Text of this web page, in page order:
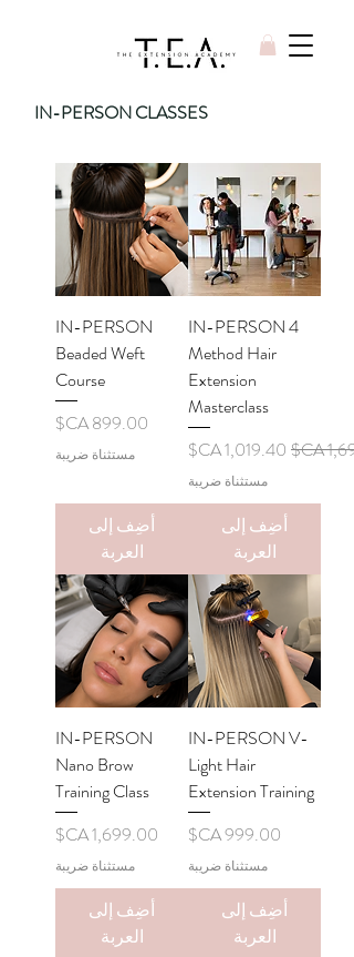
IN-PERSON CLASSES
IN-PERSON 4
Method Hair
Extension
Masterclass
سعر البيع
مستثناة ضريبة
أضِف إلى
العربة
IN-PERSON
Beaded Weft
Course
السعر
مستثناة ضريبة
أضِف إلى
العربة
IN-PERSON V-
Light Hair
Extension Training
السعر
مستثناة ضريبة
أضِف إلى
العربة
IN-PERSON
Nano Brow
Training Class
السعر
مستثناة ضريبة
أضِف إلى
العربة